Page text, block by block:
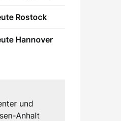
Rostock
Hannover
und
Anhalt